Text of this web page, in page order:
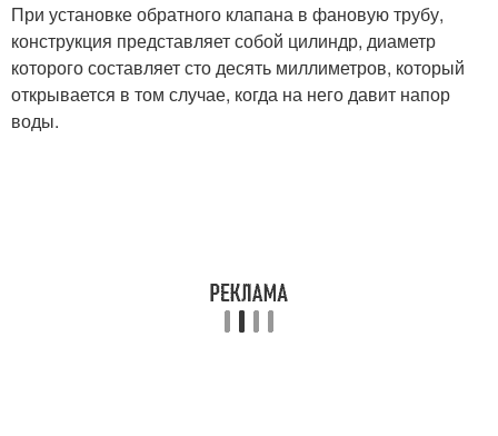
При установке обратного клапана в фановую трубу,
конструкция представляет собой цилиндр, диаметр
которого составляет сто десять миллиметров, который
открывается в том случае, когда на него давит напор
воды.